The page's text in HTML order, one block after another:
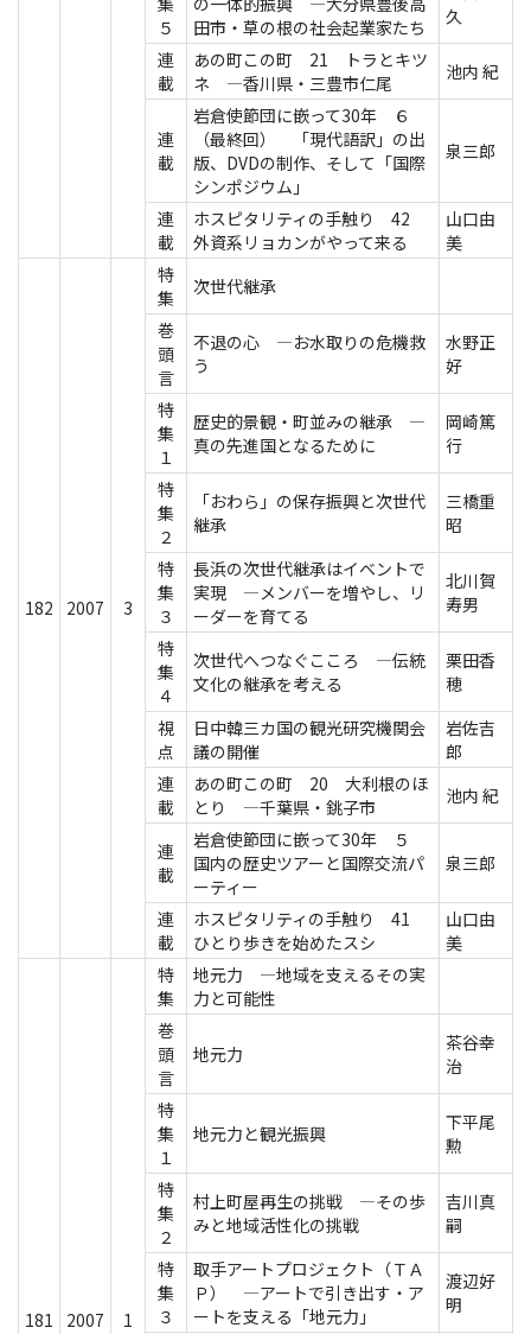
５
田市・草の根の社会起業家たち
久
連
載
あの町この町 21 トラとキツ
ネ ―香川県・三豊市仁尾
池内 紀
連
載
岩倉使節団に嵌って30年 ６
（最終回） 「現代語訳」の出
版、DVDの制作、そして「国際
シンポジウム」
泉三郎
連
載
ホスピタリティの手触り 42
外資系リョカンがやって来る
山口由
美
182 2007 3
特
集
次世代継承
巻
頭
言
不退の心 ―お水取りの危機救
う
水野正
好
特
集
１
歴史的景観・町並みの継承 ―
真の先進国となるために
岡崎篤
行
特
集
２
「おわら」の保存振興と次世代
継承
三橋重
昭
特
集
３
長浜の次世代継承はイベントで
実現 ―メンバーを増やし、リ
ーダーを育てる
北川賀
寿男
特
集
４
次世代へつなぐこころ ―伝統
文化の継承を考える
栗田香
穂
視
点
日中韓三カ国の観光研究機関会
議の開催
岩佐吉
郎
連
載
あの町この町 20 大利根のほ
とり ―千葉県・銚子市
池内 紀
連
載
岩倉使節団に嵌って30年 ５
国内の歴史ツアーと国際交流パ
ーティー
泉三郎
連
載
ホスピタリティの手触り 41
ひとり歩きを始めたスシ
山口由
美
181 2007 1
特
集
地元力 ―地域を支えるその実
力と可能性
巻
頭
言
地元力
茶谷幸
治
特
集
１
地元力と観光振興
下平尾
勲
特
集
２
村上町屋再生の挑戦 ―その歩
みと地域活性化の挑戦
吉川真
嗣
特
集
３
取手アートプロジェクト（ＴＡ
Ｐ） ―アートで引き出す・ア
ートを支える「地元力」
渡辺好
明